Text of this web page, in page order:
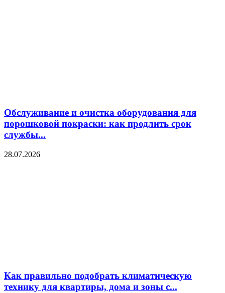
Обслуживание и очистка оборудования для
порошковой покраски: как продлить срок
службы...
28.07.2026
Как правильно подобрать климатическую
технику для квартиры, дома и зоны с...